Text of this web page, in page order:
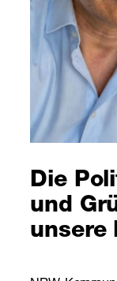
Die
und
unsere